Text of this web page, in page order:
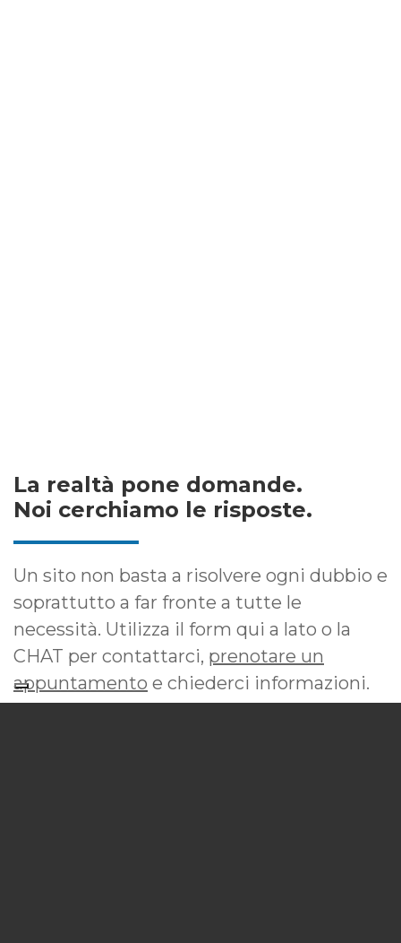
La realtà pone domande.
Noi cerchiamo le risposte.
Un sito non basta a risolvere ogni dubbio e
soprattutto a far fronte a tutte le
necessità. Utilizza il form qui a lato o la
CHAT per contattarci, prenotare un
appuntamento e chiederci informazioni.